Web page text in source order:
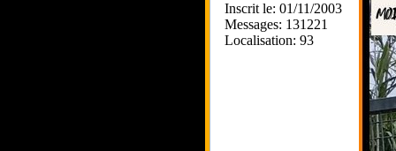
Inscrit le: 01/11/2003
Messages: 131221
Localisation: 93